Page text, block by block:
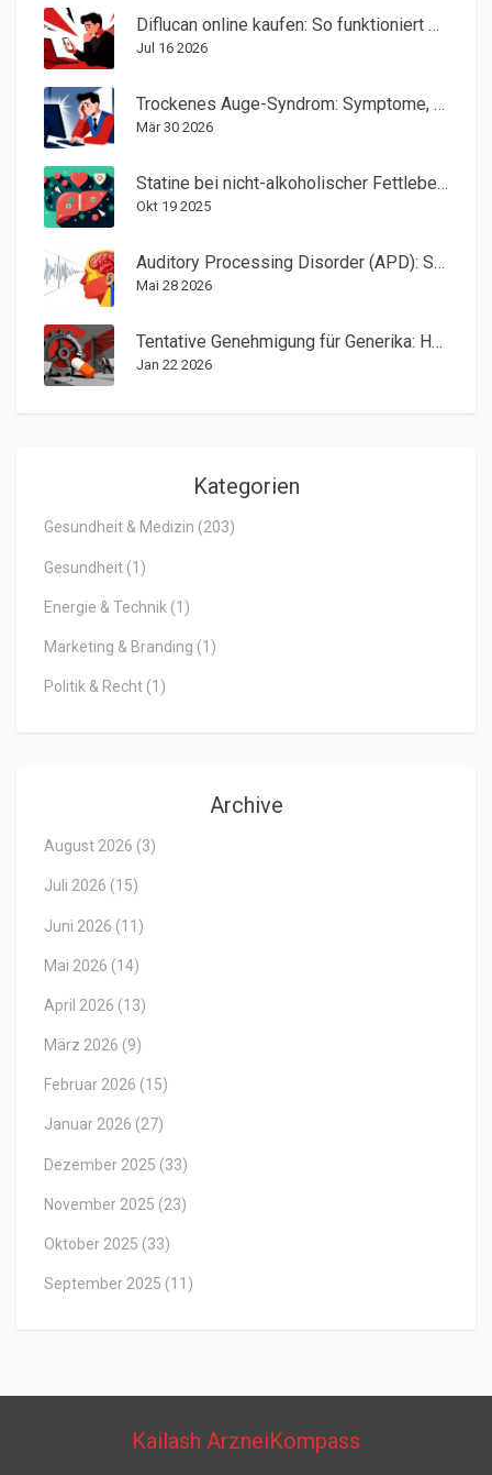
Diflucan online kaufen: So funktioniert der sichere Erwerb von Fluconazol
Jul 16 2026
Trockenes Auge-Syndrom: Symptome, Ursachen und Hilfe durch künstliche Tränen
Mär 30 2026
Statine bei nicht-alkoholischer Fettleber: Sicherheit und Überwachung
Okt 19 2025
Auditory Processing Disorder (APD): Symptome, Diagnose und Unterstützung
Mai 28 2026
Tentative Genehmigung für Generika: Häufige Gründe für Verzögerungen
Jan 22 2026
Kategorien
Gesundheit & Medizin (203)
Gesundheit (1)
Energie & Technik (1)
Marketing & Branding (1)
Politik & Recht (1)
Archive
August 2026 (3)
Juli 2026 (15)
Juni 2026 (11)
Mai 2026 (14)
April 2026 (13)
März 2026 (9)
Februar 2026 (15)
Januar 2026 (27)
Dezember 2025 (33)
November 2025 (23)
Oktober 2025 (33)
September 2025 (11)
Kailash ArzneiKompass